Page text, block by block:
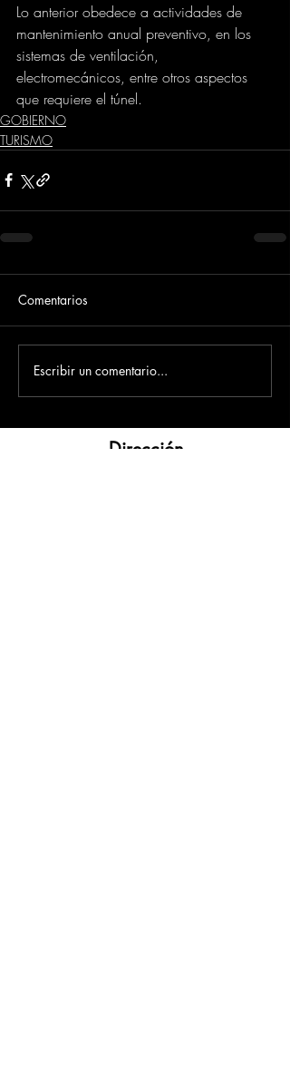
Lo anterior obedece a actividades de
mantenimiento anual preventivo, en los
sistemas de ventilación,
electromecánicos, entre otros aspectos
que requiere el túnel.
GOBIERNO
TURISMO
Comentarios
Escribir un comentario...
Dirección